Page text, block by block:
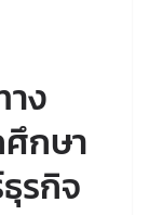
าง
กษา
รกิจ